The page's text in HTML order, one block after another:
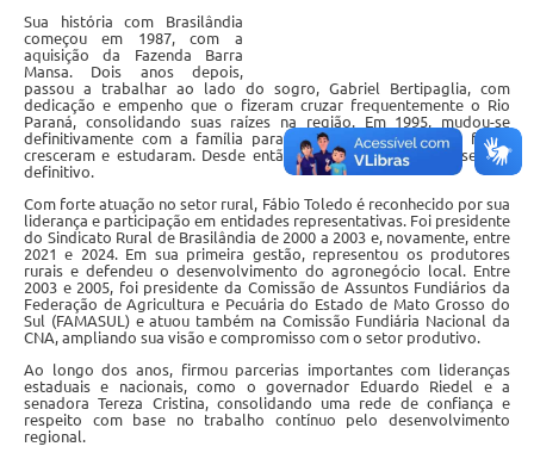
Outros Editais
Plano de Contratações Anual
Portal da Privacidade
PNAB (Política Nacional Aldir Blanc)
Formulário
Agenda
Contato
Sua história com Brasilândia
começou em 1987, com a
aquisição da Fazenda Barra
Mansa. Dois anos depois,
passou a trabalhar ao lado do sogro, Gabriel Bertipaglia, com
dedicação e empenho que o fizeram cruzar frequentemente o Rio
Paraná, consolidando suas raízes na região. Em 1995, mudou-se
definitivamente com a família para o município, onde seus filhos
cresceram e estudaram. Desde então, Brasilândia tornou-se seu lar
definitivo.
Com forte atuação no setor rural, Fábio Toledo é reconhecido por sua
liderança e participação em entidades representativas. Foi presidente
do Sindicato Rural de Brasilândia de 2000 a 2003 e, novamente, entre
2021 e 2024. Em sua primeira gestão, representou os produtores
rurais e defendeu o desenvolvimento do agronegócio local. Entre
2003 e 2005, foi presidente da Comissão de Assuntos Fundiários da
Federação de Agricultura e Pecuária do Estado de Mato Grosso do
Sul (FAMASUL) e atuou também na Comissão Fundiária Nacional da
CNA, ampliando sua visão e compromisso com o setor produtivo.
Ao longo dos anos, firmou parcerias importantes com lideranças
estaduais e nacionais, como o governador Eduardo Riedel e a
senadora Tereza Cristina, consolidando uma rede de confiança e
respeito com base no trabalho contínuo pelo desenvolvimento
regional.